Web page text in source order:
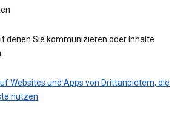
denen Sie kommunizieren oder Inhalte
Websites und Apps von Drittanbietern, die
nutzen